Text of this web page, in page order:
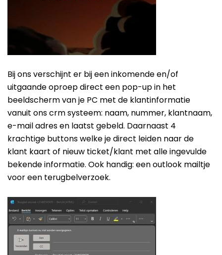
Bij ons verschijnt er bij een inkomende en/of
uitgaande oproep direct een pop-up in het
beeldscherm van je PC met de klantinformatie
vanuit ons crm systeem: naam, nummer, klantnaam,
e-mail adres en laatst gebeld. Daarnaast 4
krachtige buttons welke je direct leiden naar de
klant kaart of nieuw ticket/klant met alle ingevulde
bekende informatie. Ook handig: een outlook mailtje
voor een terugbelverzoek.